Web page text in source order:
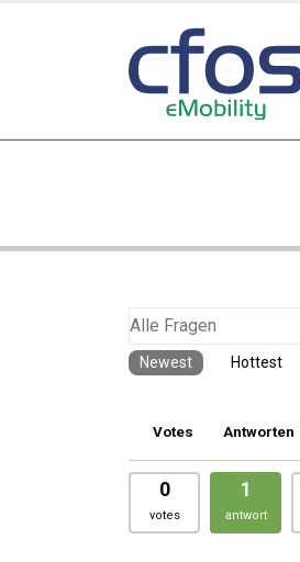
Newest Hottest
Votes Antworten
0
votes
1
antwort